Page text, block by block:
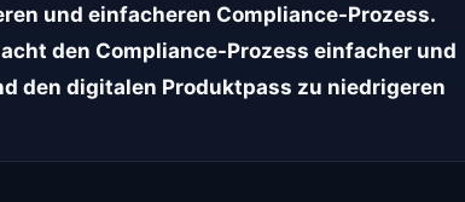
und einfacheren Compliance-Prozess.
den Compliance-Prozess einfacher und
den digitalen Produktpass zu niedrigeren